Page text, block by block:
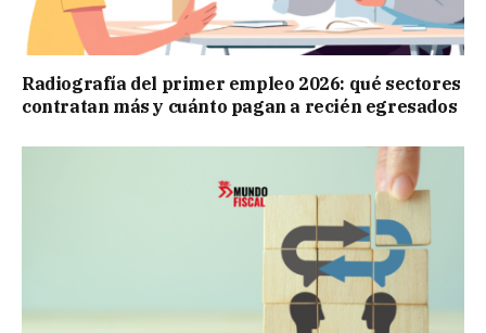
Radiografía del primer empleo 2026: qué sectores
contratan más y cuánto pagan a recién egresados